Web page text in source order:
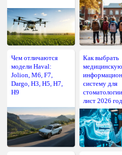
Чем отличаются
модели Haval:
Jolion, M6, F7,
Dargo, H3, H5, H7,
H9
Как выбрать
медицинскую
систему для
лист 2026